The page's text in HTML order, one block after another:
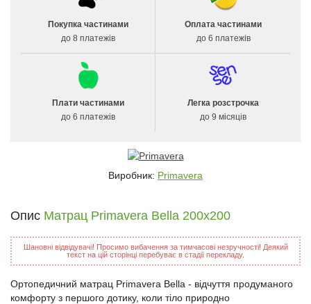
Покупка частинами
до 8 платежів
Оплата частинами
до 6 платежів
Плати частинами
до 6 платежів
Легка розстрочка
до 9 місяців
Виробник: Primavera
Опис Матрац Primavera Bella 200x200
Шановні відвідувачі! Просимо вибачення за тимчасові незручності! Деякий
текст на цій сторінці перебуває в стадії перекладу.
Ортопедичний матрац Primavera Bella - відчуття продуманого
комфорту з першого дотику, коли тіло природно